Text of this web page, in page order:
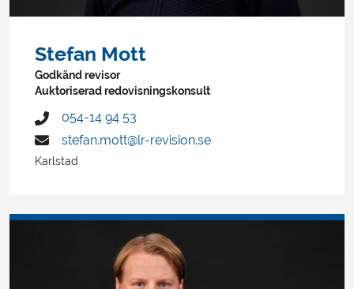
Stefan Mott
Godkänd revisor
Auktoriserad redovisningskonsult
054-14 94 53
stefan.mott@lr-revision.se
Karlstad